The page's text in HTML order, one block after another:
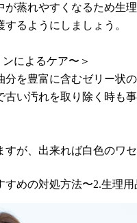
蒸れやすくなるため生
るようにしましょう。
によるケア〜＞
分を豊富に含むゼリー状
い汚れを取り除く時も
すが、出来れば白色のワ
すめの対処方法〜2.生理